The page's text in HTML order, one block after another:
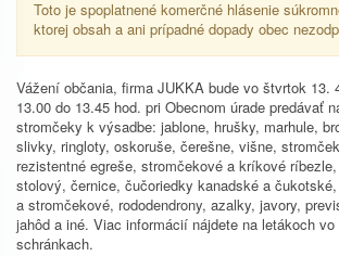
Toto je spoplatnené komerčné hlásenie
ktorej obsah a ani prípadné dopady obec
Vážení občania, firma JUKKA bude vo štvrtok 13.
13.00 do 13.45 hod. pri Obecnom úrade predávať
stromčeky k výsadbe: jablone, hrušky, marhule,
slivky, ringloty, oskoruše, čerešne, višne,
rezistentné egreše, stromčekové a kríkové
stolový, černice, čučoriedky kanadské a
a stromčekové, rododendrony, azalky, javory,
jahôd a iné. Viac informácií nájdete na letákoch
schránkach.